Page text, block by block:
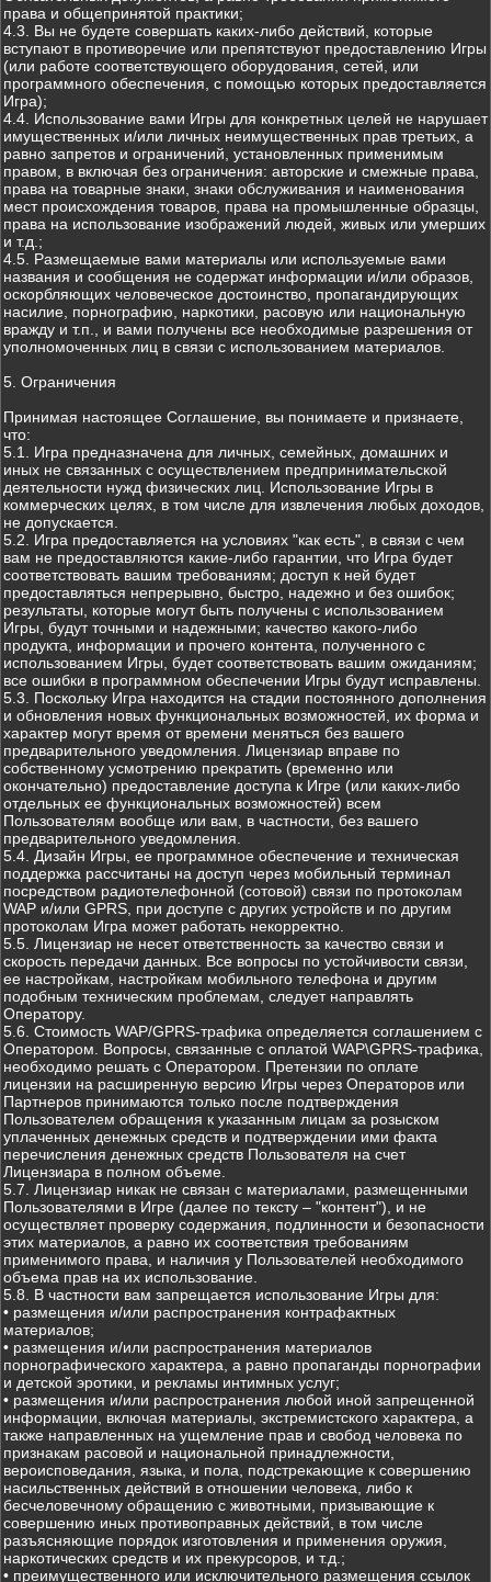
права и общепринятой практики;
4.3. Вы не будете совершать каких-либо действий, которые
вступают в противоречие или препятствуют предоставлению Игры
(или работе соответствующего оборудования, сетей, или
программного обеспечения, с помощью которых предоставляется
Игра);
4.4. Использование вами Игры для конкретных целей не нарушает
имущественных и/или личных неимущественных прав третьих, а
равно запретов и ограничений, установленных применимым
правом, в включая без ограничения: авторские и смежные права,
права на товарные знаки, знаки обслуживания и наименования
мест происхождения товаров, права на промышленные образцы,
права на использование изображений людей, живых или умерших
и т.д.;
4.5. Размещаемые вами материалы или используемые вами
названия и сообщения не содержат информации и/или образов,
оскорбляющих человеческое достоинство, пропагандирующих
насилие, порнографию, наркотики, расовую или национальную
вражду и т.п., и вами получены все необходимые разрешения от
уполномоченных лиц в связи с использованием материалов.
5. Ограничения
Принимая настоящее Соглашение, вы понимаете и признаете,
что:
5.1. Игра предназначена для личных, семейных, домашних и
иных не связанных с осуществлением предпринимательской
деятельности нужд физических лиц. Использование Игры в
коммерческих целях, в том числе для извлечения любых доходов,
не допускается.
5.2. Игра предоставляется на условиях "как есть", в связи с чем
вам не предоставляются какие-либо гарантии, что Игра будет
соответствовать вашим требованиям; доступ к ней будет
предоставляться непрерывно, быстро, надежно и без ошибок;
результаты, которые могут быть получены с использованием
Игры, будут точными и надежными; качество какого-либо
продукта, информации и прочего контента, полученного с
использованием Игры, будет соответствовать вашим ожиданиям;
все ошибки в программном обеспечении Игры будут исправлены.
5.3. Поскольку Игра находится на стадии постоянного дополнения
и обновления новых функциональных возможностей, их форма и
характер могут время от времени меняться без вашего
предварительного уведомления. Лицензиар вправе по
собственному усмотрению прекратить (временно или
окончательно) предоставление доступа к Игре (или каких-либо
отдельных ее функциональных возможностей) всем
Пользователям вообще или вам, в частности, без вашего
предварительного уведомления.
5.4. Дизайн Игры, ее программное обеспечение и техническая
поддержка рассчитаны на доступ через мобильный терминал
посредством радиотелефонной (сотовой) связи по протоколам
WAP и/или GPRS, при доступе с других устройств и по другим
протоколам Игра может работать некорректно.
5.5. Лицензиар не несет ответственность за качество связи и
скорость передачи данных. Все вопросы по устойчивости связи,
ее настройкам, настройкам мобильного телефона и другим
подобным техническим проблемам, следует направлять
Оператору.
5.6. Стоимость WAP/GPRS-трафика определяется соглашением с
Оператором. Вопросы, связанные с оплатой WAP\GPRS-трафика,
необходимо решать с Оператором. Претензии по оплате
лицензии на расширенную версию Игры через Операторов или
Партнеров принимаются только после подтверждения
Пользователем обращения к указанным лицам за розыском
уплаченных денежных средств и подтверждении ими факта
перечисления денежных средств Пользователя на счет
Лицензиара в полном объеме.
5.7. Лицензиар никак не связан с материалами, размещенными
Пользователями в Игре (далее по тексту – "контент"), и не
осуществляет проверку содержания, подлинности и безопасности
этих материалов, а равно их соответствия требованиям
применимого права, и наличия у Пользователей необходимого
объема прав на их использование.
5.8. В частности вам запрещается использование Игры для:
• размещения и/или распространения контрафактных
материалов;
• размещения и/или распространения материалов
порнографического характера, а равно пропаганды порнографии
и детской эротики, и рекламы интимных услуг;
• размещения и/или распространения любой иной запрещенной
информации, включая материалы, экстремистского характера, а
также направленных на ущемление прав и свобод человека по
признакам расовой и национальной принадлежности,
вероисповедания, языка, и пола, подстрекающие к совершению
насильственных действий в отношении человека, либо к
бесчеловечному обращению с животными, призывающие к
совершению иных противоправных действий, в том числе
разъясняющие порядок изготовления и применения оружия,
наркотических средств и их прекурсоров, и т.д.;
• преимущественного или исключительного размещения ссылок